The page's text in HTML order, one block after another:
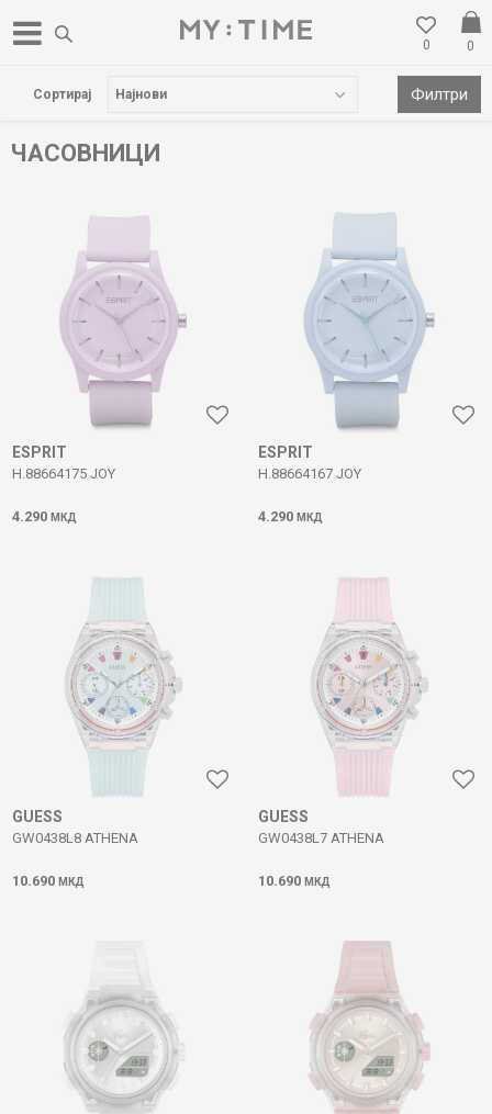
0
0
БЕСПЛАТНА ДОСТАВА НАД 3000 ден
ЧАСОВНИЦИ
Сортирај Филтри
ESPRIT
H.88664175 JOY
4.290 МКД
ESPRIT
H.88664167 JOY
4.290 МКД
GUESS
GW0438L8 ATHENA
10.690 МКД
GUESS
GW0438L7 ATHENA
10.690 МКД